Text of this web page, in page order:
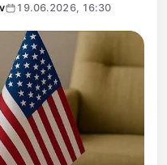
19.06.2026, 16:30